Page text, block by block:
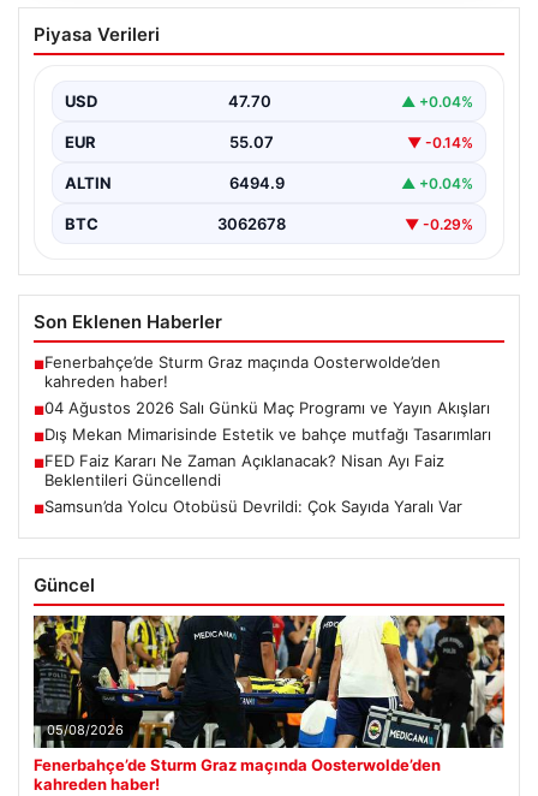
04 Ağustos 2026 Salı Günkü Maç
Programı ve Yayın Akışları
oldukça hareketli ve heyecan verici bir…
Piyasa Verileri
USD 47.70 ▲ +0.04%
EUR 55.07 ▼ -0.14%
ALTIN 6494.9 ▲ +0.04%
BTC 3062678 ▼ -0.29%
Son Eklenen Haberler
■Fenerbahçe’de Sturm Graz maçında Oosterwolde’den
kahreden haber!
■04 Ağustos 2026 Salı Günkü Maç Programı ve Yayın Akışları
■Dış Mekan Mimarisinde Estetik ve bahçe mutfağı Tasarımları
■FED Faiz Kararı Ne Zaman Açıklanacak? Nisan Ayı Faiz
Beklentileri Güncellendi
■Samsun’da Yolcu Otobüsü Devrildi: Çok Sayıda Yaralı Var
Güncel
05/08/2026
Fenerbahçe’de Sturm Graz maçında Oosterwolde’den
kahreden haber!